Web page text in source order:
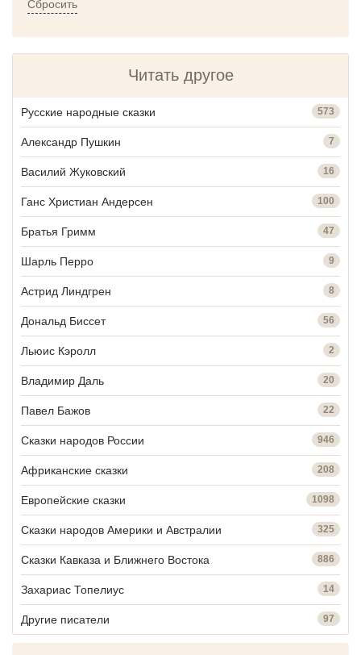
Сбросить
Читать другое
Русские народные сказки 573
Александр Пушкин 7
Василий Жуковский 16
Ганс Христиан Андерсен 100
Братья Гримм 47
Шарль Перро 9
Астрид Линдгрен 8
Дональд Биссет 56
Льюис Кэролл 2
Владимир Даль 20
Павел Бажов 22
Сказки народов России 946
Африканские сказки 208
Европейские сказки 1098
Сказки народов Америки и Австралии 325
Сказки Кавказа и Ближнего Востока 886
Захариас Топелиус 14
Другие писатели 97